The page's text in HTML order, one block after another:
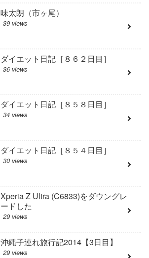
味太朗（市ヶ尾）
39 views
ダイエット日記［８６２日目］
36 views
ダイエット日記［８５８日目］
34 views
ダイエット日記［８５４日目］
30 views
Xperia Z Ultra (C6833)をダウングレ
ードした
29 views
沖縄子連れ旅行記2014【3日目】
29 views